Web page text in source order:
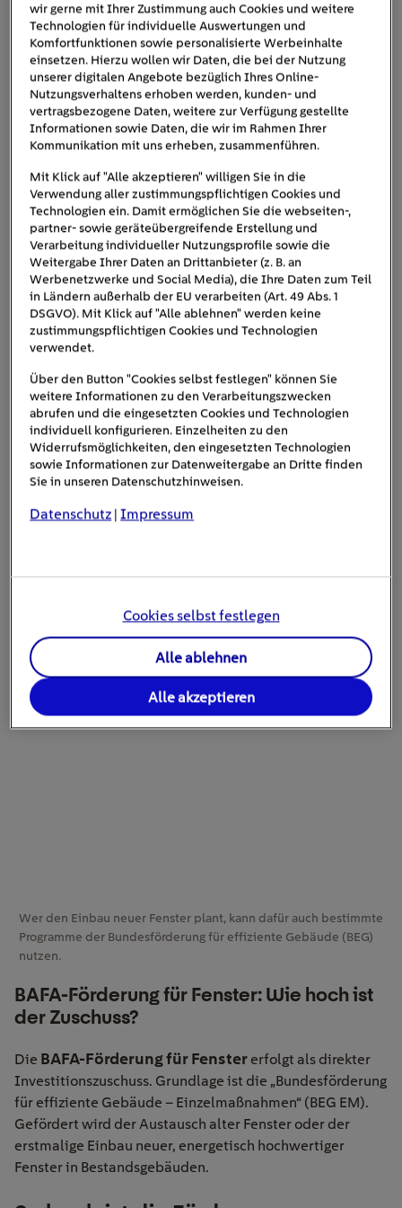
Ergänzungskredit kombinieren möchten oder
eine Komplettsanierung
zumEffizienzhausplanen.
DieseProgramme sind relevant
KfW-Ergänzungskredit 358/359
Zinsgünstiger Kredit bis 120.000 €
In Kombination mit BAFA-Zuschuss
KfW-Wohngebäudekredit 261
Kredit + Tilgungszuschuss
Komplettsanierung zum Effizienzhaus
Wichtig: EineDoppelförderung derselben
Zuschuss und einen Tilgungszuschuss der KfW erhalten.
und KfW-Ergänzungskredit.
Wer den Einbau neuer Fenster plant, kann dafür auch bestimmte
Programme der Bundesförderung für effiziente Gebäude (BEG)
nutzen.
BAFA-Förderung für Fenster: Wie hoch ist
der Zuschuss?
Die BAFA-Förderung für Fenster erfolgt als direkter
Investitionszuschuss. Grundlage ist die „Bundesförderung
für effiziente Gebäude – Einzelmaßnahmen“ (BEG EM).
Gefördert wird der Austausch alter Fenster oder der
erstmalige Einbau neuer, energetisch hochwertiger
Fenster in Bestandsgebäuden.
wir gerne mit Ihrer Zustimmung auch Cookies und weitere
Technologien für individuelle Auswertungen und
Komfortfunktionen sowie personalisierte Werbeinhalte
einsetzen. Hierzu wollen wir Daten, die bei der Nutzung
unserer digitalen Angebote bezüglich Ihres Online-
Nutzungsverhaltens erhoben werden, kunden- und
vertragsbezogene Daten, weitere zur Verfügung gestellte
Informationen sowie Daten, die wir im Rahmen Ihrer
Kommunikation mit uns erheben, zusammenführen.
Mit Klick auf "Alle akzeptieren" willigen Sie in die
Verwendung aller zustimmungspflichtigen Cookies und
Technologien ein. Damit ermöglichen Sie die webseiten-,
partner- sowie geräteübergreifende Erstellung und
Verarbeitung individueller Nutzungsprofile sowie die
Weitergabe Ihrer Daten an Drittanbieter (z. B. an
Werbenetzwerke und Social Media), die Ihre Daten zum Teil
in Ländern außerhalb der EU verarbeiten (Art. 49 Abs. 1
DSGVO). Mit Klick auf "Alle ablehnen" werden keine
zustimmungspflichtigen Cookies und Technologien
verwendet.
Über den Button "Cookies selbst festlegen" können Sie
weitere Informationen zu den Verarbeitungszwecken
abrufen und die eingesetzten Cookies und Technologien
individuell konfigurieren. Einzelheiten zu den
Widerrufsmöglichkeiten, den eingesetzten Technologien
sowie Informationen zur Datenweitergabe an Dritte finden
Sie in unseren Datenschutzhinweisen.
Datenschutz |Impressum
Cookies selbst festlegen
Alle ablehnen
Alle akzeptieren